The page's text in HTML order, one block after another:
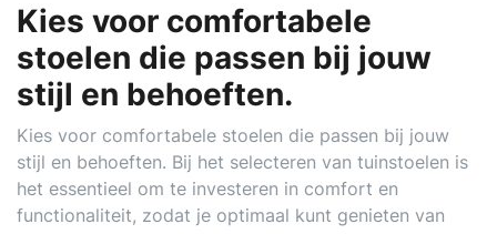
Kies voor comfortabele
stoelen die passen bij jouw
stijl en behoeften.
Kies voor comfortabele stoelen die passen bij jouw
stijl en behoeften. Bij het selecteren van tuinstoelen is
het essentieel om te investeren in comfort en
functionaliteit, zodat je optimaal kunt genieten van